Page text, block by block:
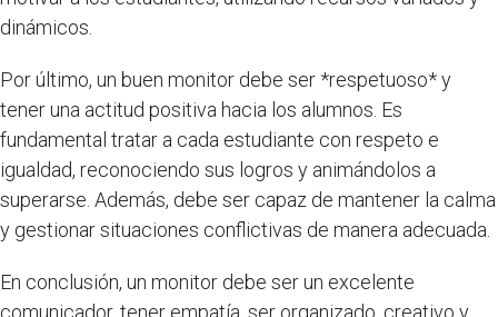
dinámicos.
Por último, un buen monitor debe ser *respetuoso* y
tener una actitud positiva hacia los alumnos. Es
fundamental tratar a cada estudiante con respeto e
igualdad, reconociendo sus logros y animándolos a
superarse. Además, debe ser capaz de mantener la calma
y gestionar situaciones conflictivas de manera adecuada.
En conclusión, un monitor debe ser un excelente
comunicador, tener empatía, ser organizado, creativo y